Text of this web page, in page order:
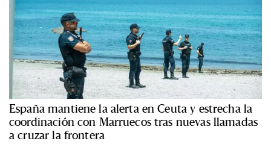
España mantiene la alerta en Ceuta y estrecha la
coordinación con Marruecos tras nuevas llamadas
a cruzar la frontera